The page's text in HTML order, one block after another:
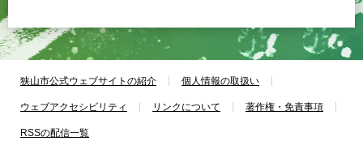
狭山市公式ウェブサイトの紹介 個人情報の取扱い
ウェブアクセシビリティ リンクについて 著作権・免責事項
RSSの配信一覧